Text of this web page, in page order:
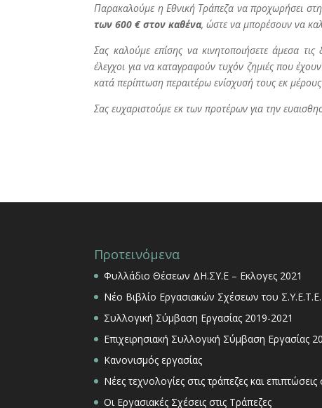
Παρακαλούμε η Εθνική Τράπεζα να προχωρήσει
των 600 € στον καθένα, ώστε να μπορέσουν να
Σας καλούμε επίσης να κινητοποιήσετε άμεσα
έλεγχοι για να καταγραφούν τυχόν ζημιές που
κατά περίπτωση περαιτέρω ενίσχυσή τους εκ
Σας ευχαριστούμε εκ των προτέρων για την
Προτεινόμενα
Φυλλάδιο Θέσεων ΔΗ.ΣΥ.Ε – Εκλογες 2021
Νέο Βιβλίο Εργασιακών Σχέσεων του Σ.Υ.Ε.Τ.Ε.
Συλλογική Σύμβαση Εργασίας 2019-2021
Επιχειρησιακή Συλλογική Σύμβαση Εργασίας
Κανονισμός εργασίας
Νέες τεχνολογίες στις τράπεζες και
Οι Εργασιακές Σχέσεις στις Τράπεζες